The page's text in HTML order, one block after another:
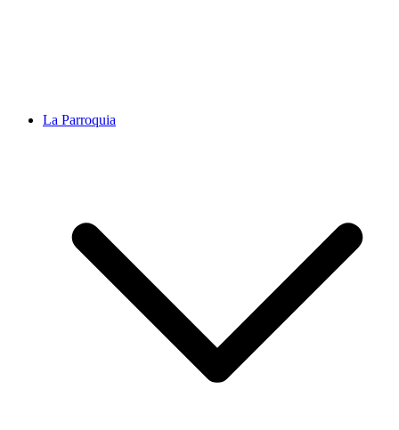
La Parroquia